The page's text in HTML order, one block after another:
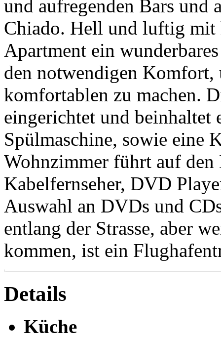
und aufregenden Bars und
Chiado. Hell und luftig mit
Apartment ein
den notwendigen
komfortablen zu machen.
eingerichtet und beinhaltet
Spülmaschine, sowie eine
Wohnzimmer führt auf
Kabelfernseher, DVD
Auswahl an DVDs und
entlang der Strasse, aber
kommen, ist ein
Details
Küche